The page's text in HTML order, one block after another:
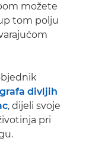
možete
tom polju
divljih
, dijeli svoje
pri